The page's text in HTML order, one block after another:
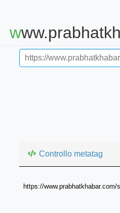
Controllo metatag
https://